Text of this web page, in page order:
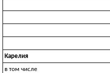
Карелия
в том числе